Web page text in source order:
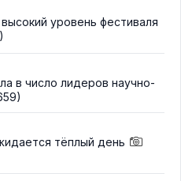
уровень фестиваля
в число лидеров научно-
тёплый день